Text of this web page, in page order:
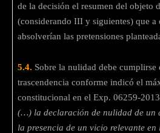
de la decisión el resumen del objeto
(considerando III y siguientes) que a
absolverían las pretensiones
5.4. Sobre la nulidad debe
trascendencia conforme indicó el
constitucional en el Exp. 06259-
(…) la declaración de nulidad de un
la presencia de un vicio relevante